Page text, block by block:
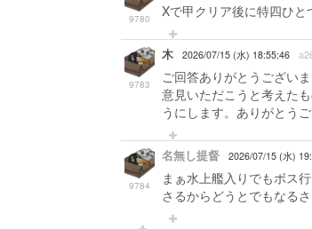
9780 Xで甲クリア後に特四ひ
9783
木 2026/07/15 (水) 18:55:46
ご回答ありがとうござい
意見いただこうと考えた
うにします。ありがとうご
9784
名無し提督 2026/07/15 (水)
まぁ水上艦入りでもボス
さるからどうとでもなるさ